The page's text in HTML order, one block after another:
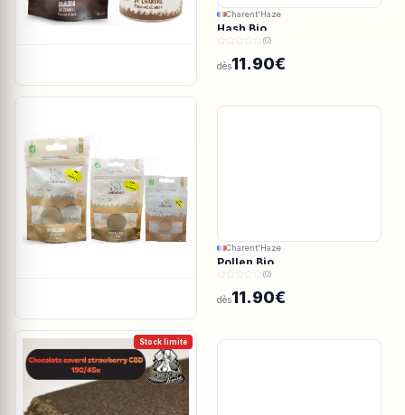
Charent'Haze
Hash Bio
(0)
dès11.90€
Charent'Haze
Pollen Bio
(0)
dès11.90€
Stock limité